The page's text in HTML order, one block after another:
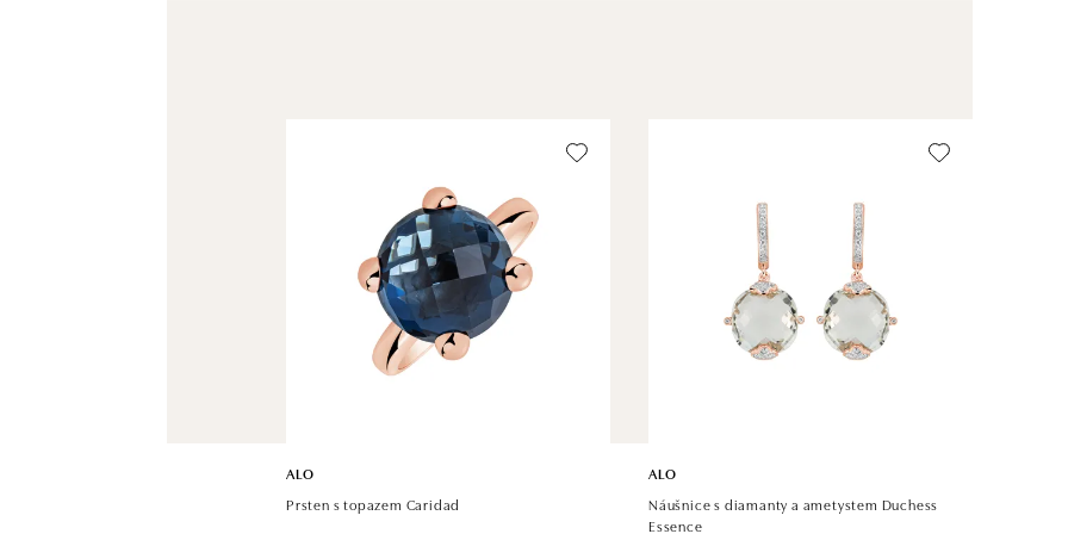
ALO
Prsten s topazem Caridad
ALO
Náušnice s diamanty a ametystem Duchess
Essence